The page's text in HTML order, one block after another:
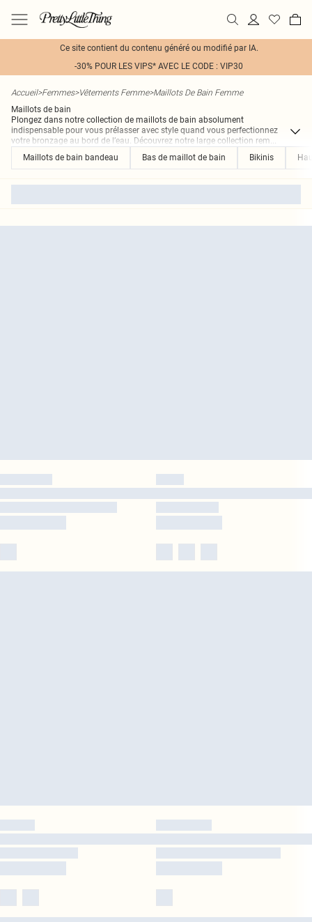
Ce site contient du contenu généré ou modifié par IA.
-30% POUR LES VIPS* AVEC LE CODE : VIP30
Accueil>Femmes>Vêtements Femme>Maillots De Bain Femme
Maillots de bain
Plongez dans notre collection de maillots de bain absolument
indispensable pour vous prélasser avec style quand vous perfectionnez
votre bronzage au bord de l’eau. Découvrez notre large collection rem...
Maillots de bain bandeau
Bas de maillot de bain Bikinis